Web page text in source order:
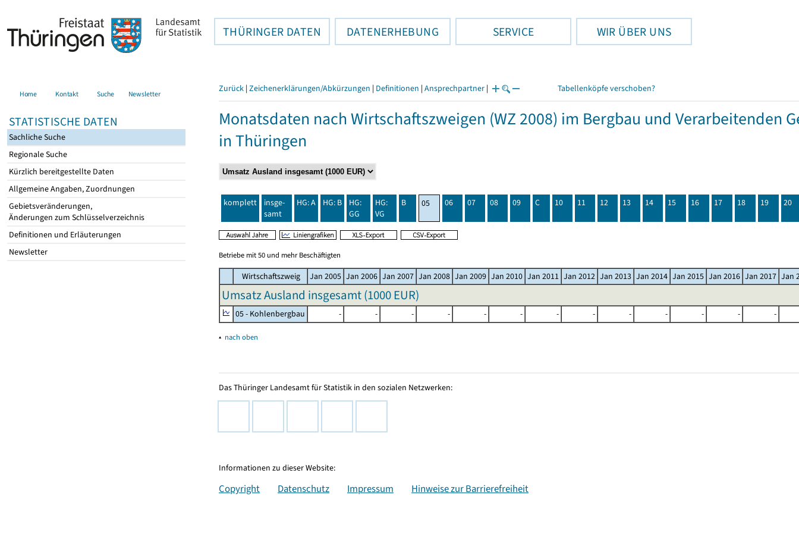
THÜRINGER DATEN DATENERHEBUNG SERVICE WIR ÜBER UNS
Home Kontakt Suche Newsletter
STATISTISCHE DATEN
Sachliche Suche
Regionale Suche
Kürzlich bereitgestellte Daten
Allgemeine Angaben, Zuordnungen
Gebietsveränderungen,
Änderungen zum Schlüsselverzeichnis
Definitionen und Erläuterungen
Newsletter
Zurück | Zeichenerklärungen/Abkürzungen | Definitionen | Ansprechpartner | Tabellenköpfe verschoben?
Monatsdaten nach Wirtschaftszweigen (WZ 2008) im Bergbau und Verarbeitenden
in Thüringen
komplett
insge-
samt
HG: A HG: B
HG:
GG
HG:
VG
B 05 06 07 08 09 C 10 11 12 13 14 15 16 17 18 19 20
Betriebe mit 50 und mehr Beschäftigten
Wirtschaftszweig Jan 2005 Jan 2006 Jan 2007 Jan 2008 Jan 2009 Jan 2010 Jan 2011 Jan 2012 Jan 2013 Jan 2014 Jan 2015 Jan 2016 Jan 2017 Jan
Umsatz Ausland insgesamt (1000 EUR)
05 - Kohlenbergbau - - - - - - - - - - - - -
▴ nach oben
Das Thüringer Landesamt für Statistik in den sozialen Netzwerken:
Informationen zu dieser Website:
Copyright Datenschutz Impressum Hinweise zur Barrierefreiheit